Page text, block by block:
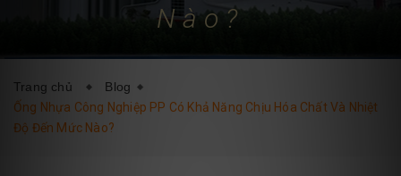
BLOG LIÊN HỆ
Nào?
Trang chủ
Blog
Ống Nhựa Công Nghiệp PP Có Khả Năng Chịu Hóa Chất Và Nhiệt
Độ Đến Mức Nào?